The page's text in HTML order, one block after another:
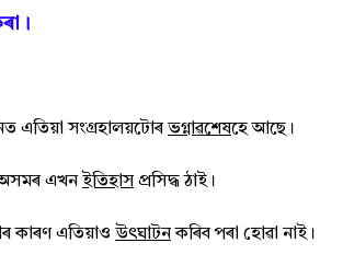
এতিয়া সংগ্ৰহালয়টোৰভগ্নাৱশেষহে আছে।
অসমৰ এখনইতিহাসপ্ৰসিদ্ধ ঠাই।
কাৰণ এতিয়াও উৎঘাটনকৰিব পৰা হোৱা নাই।